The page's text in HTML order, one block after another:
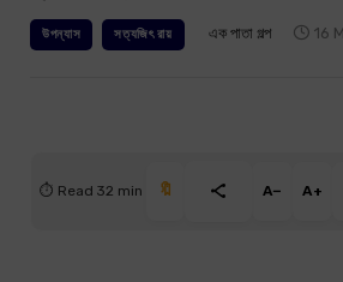
উপন্যাস সত্যজিৎ রায় এক পাতা গল্প 16
⏱ Read 32 min 🔖 A− A+